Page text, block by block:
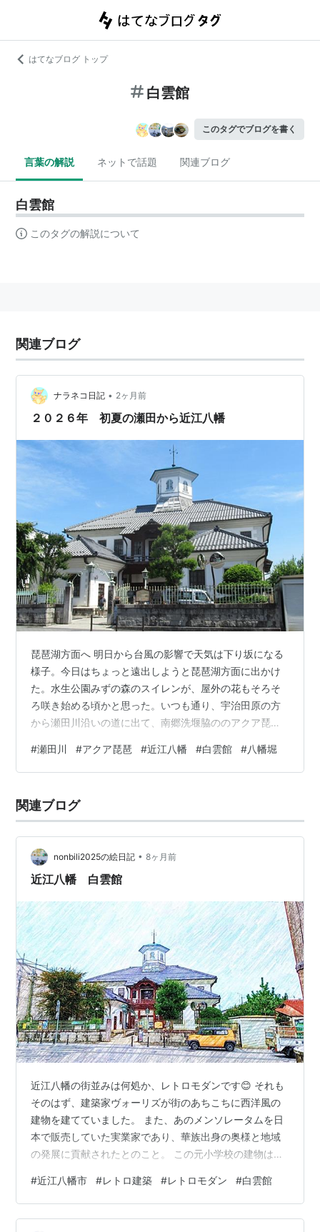
はてなブログ トップ
白雲館
このタグでブログを書く
言葉の解説 ネットで話題 関連ブログ
白雲館
このタグの解説について
関連ブログ
ナラネコ日記 • 2ヶ月前
２０２６年 初夏の瀬田から近江八幡
琵琶湖方面へ 明日から台風の影響で天気は下り坂になる
様子。今日はちょっと遠出しようと琵琶湖方面に出かけ
た。水生公園みずの森のスイレンが、屋外の花もそろそ
ろ咲き始める頃かと思った。いつも通り、宇治田原の方
から瀬田川沿いの道に出て、南郷洗堰脇ののアクア琵琶
気温が上がっていたので、アクア琵琶に入ってちょっと
休憩。冷房が入っていた。下の写真はマスコットキャラ
遊歩道を３０分ほど歩く。この川沿いの景観はすばらし
い。気温は高めだったが、川風が心地よかった。 川沿い
#瀬田川 #アクア琵琶 #近江八幡 #白雲館 #八幡堀
関連ブログ
nonbili2025の絵日記 • 8ヶ月前
近江八幡 白雲館
近江八幡の街並みは何処か、レトロモダンです😊 それも
そのはず、建築家ヴォーリズが街のあちこちに西洋風の
建物を建てていました。 また、あのメンソレータムを日
本で販売していた実業家であり、華族出身の奥様と地域
の発展に貢献されたとのこと。 この元小学校の建物は、
でしょう。 とてもモダンな小学校だったでしょう。 過去
の投稿記事です。 nonbili2025.hatenablog.com
nonbili2025.hatenablog.com
#近江八幡市 #レトロ建築 #レトロモダン #白雲館